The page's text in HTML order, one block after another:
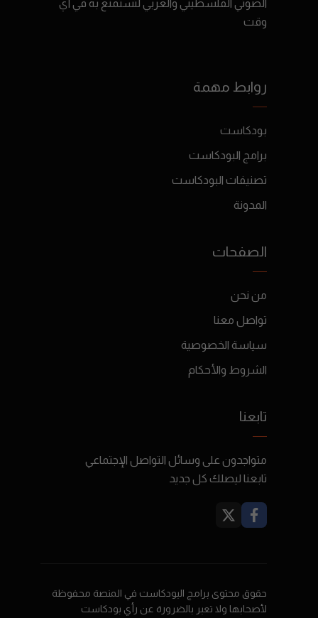
الصوتي الفلسطيني والعربي لتستمتع به في أي
وقت
روابط مهمة
بودكاست
برامج البودكاست
تصنيفات البودكاست
المدونة
الصفحات
من نحن
تواصل معنا
سياسة الخصوصية
الشروط والأحكام
تابعنا
متواجدون على وسائل التواصل الإجتماعي
تابعنا ليصلك كل جديد
حقوق محتوى برامج البودكاست في المنصة محفوظة
لأصحابها ولا تعبر بالضرورة عن رأي بودكاست